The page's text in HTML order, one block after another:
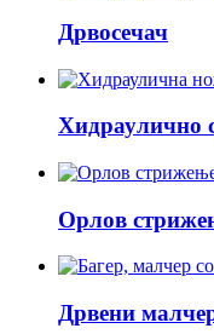
Дрвосечач
Хидраулично
Орлов
Дрвени